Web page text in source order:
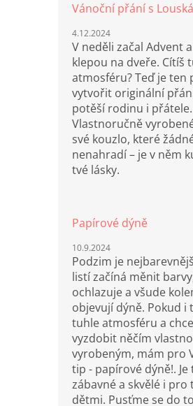
Vánoční přání s
4.12.2024
V neděli začal Advent
klepou na dveře. Cítíš
atmosféru? Teď je ten
vytvořit originální
potěší rodinu i přátele.
Vlastnoručně
své kouzlo, které
nenahradí – je v něm
tvé lásky.
Papírové dýně
10.9.2024
Podzim je
listí začíná měnit
ochlazuje a všude
objevují dýně. Pokud i
tuhle atmosféru a
vyzdobit něčím
vyrobeným, mám pro
tip - papírové dýně!. Je
zábavné a skvělé i pro
dětmi. Pusťme se do